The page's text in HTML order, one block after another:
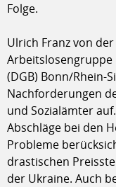
Folge.
Ulrich Franz von
Arbeitslosengruppe
(DGB) Bonn/Rhein-
Nachforderungen
und Sozialämter
Abschläge bei den
Probleme
drastischen
der Ukraine. Auch